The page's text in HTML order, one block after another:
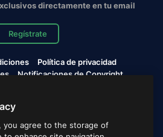
directamente en tu email
Regístrate
Política de privacidad
Notificaciones de Copyright
Company S.L.U. Todos los
reservados.
you agree to the storage of